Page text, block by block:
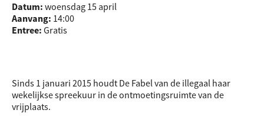
Datum: woensdag 15 april
Aanvang: 14:00
Entree: Gratis
Sinds 1 januari 2015 houdt De Fabel van de illegaal haar
wekelijkse spreekuur in de ontmoetingsruimte van de
vrijplaats.